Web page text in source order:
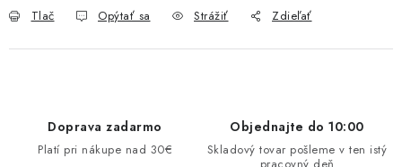
Podmienky ochrany osobných údajov
Reklamácia
Tlač Opýtať sa Strážiť Zdieľať
Doprava zadarmo
Platí pri nákupe nad 30€
Objednajte do 10:00
Skladový tovar pošleme v ten istý